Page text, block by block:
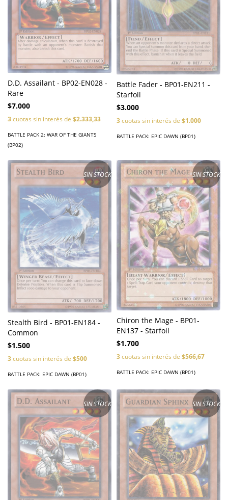
D.D. Assailant - BP02-EN028 -
Rare
$7.000
3cuotas sin interés de $2.333,33
BATTLE PACK 2: WAR OF THE GIANTS
(BP02)
Battle Fader - BP01-EN211 -
Starfoil
$3.000
3cuotas sin interés de $1.000
BATTLE PACK: EPIC DAWN (BP01)
SIN STOCK
Stealth Bird - BP01-EN184 -
Common
$1.500
3cuotas sin interés de $500
BATTLE PACK: EPIC DAWN (BP01)
SIN STOCK
Chiron the Mage - BP01-
EN137 - Starfoil
$1.700
3cuotas sin interés de $566,67
BATTLE PACK: EPIC DAWN (BP01)
SIN STOCK SIN STOCK